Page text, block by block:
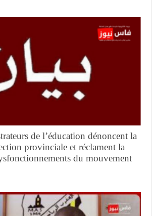
de l’éducation dénoncent la
provinciale et réclament la
du mouvement